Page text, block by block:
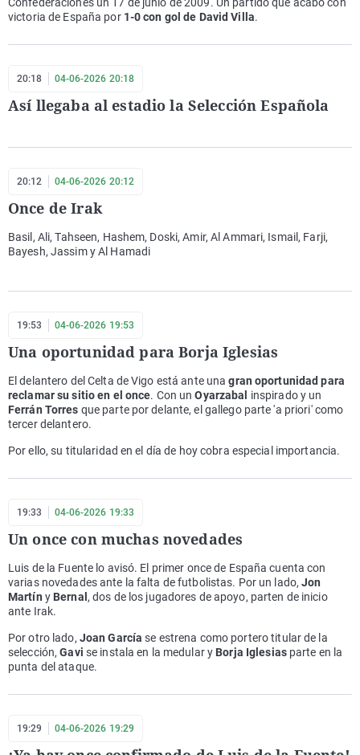
victoria de España por 1-0 con gol de David Villa.
20:18 04-06-2026 20:18
Así llegaba al estadio la Selección Española
20:12 04-06-2026 20:12
Once de Irak
Basil, Ali, Tahseen, Hashem, Doski, Amir, Al Ammari, Ismail, Farji,
Bayesh, Jassim y Al Hamadi
19:53 04-06-2026 19:53
Una oportunidad para Borja Iglesias
El delantero del Celta de Vigo está ante unagran oportunidad para
reclamar su sitio en el once. Con unOyarzabal inspirado y un
Ferrán Torres que parte por delante, el gallego parte 'a priori' como
tercer delantero.
Por ello, su titularidad en el día de hoy cobra especial importancia.
19:33 04-06-2026 19:33
Un once con muchas novedades
Luis de la Fuente lo avisó. El primer once de España cuenta con
varias novedades ante la falta de futbolistas. Por un lado,Jon
Martín y Bernal , dos de los jugadores de apoyo, parten de inicio
ante Irak.
Por otro lado, Joan García se estrena como portero titular de la
selección,Gavi se instala en la medular y Borja Iglesiasparte en la
punta del ataque.
19:29 04-06-2026 19:29